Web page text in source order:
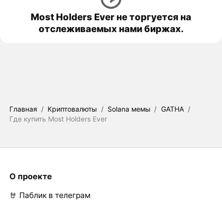
Most Holders Ever не торгуется на
отслеживаемых нами биржах.
Главная / Криптовалюты / Solana мемы / GATHA /
Где купить Most Holders Ever
О проекте
🤘 Паблик в телеграм